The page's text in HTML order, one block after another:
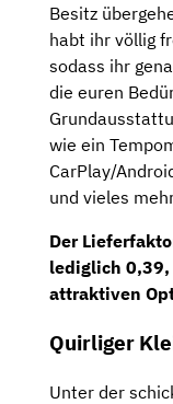
Besitz
habt ihr völlig
sodass ihr
die euren
wie ein
CarPlay/
und vieles
Der
lediglich 0,39
attraktiven
Quirliger
Unter der